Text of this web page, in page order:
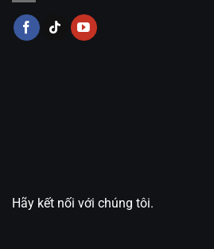
Hãy kết nối với chúng tôi.